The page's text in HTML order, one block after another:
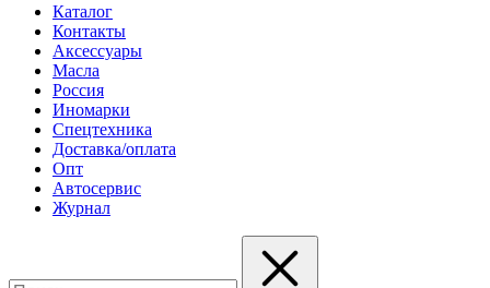
Каталог
Контакты
Аксессуары
Масла
Россия
Иномарки
Спецтехника
Доставка/оплата
Опт
Автосервис
Журнал